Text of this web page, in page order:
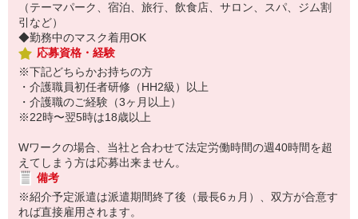
（テーマパーク、宿泊、旅行、飲食店、サロン、スパ、ジム割
引など）
◆勤務中のマスク着用OK
応募資格・経験
※下記どちらかお持ちの方
・介護職員初任者研修（HH2級）以上
・介護職のご経験（3ヶ月以上）
※22時〜翌5時は18歳以上
Wワークの場合、当社と合わせて法定労働時間の週40時間を超
えてしまう方は応募出来ません。
備考
※紹介予定派遣は派遣期間終了後（最長6ヵ月）、双方が合意す
れば直接雇用されます。